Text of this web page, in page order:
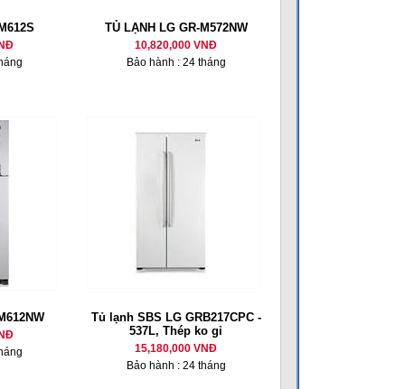
TỦ LẠNH LG GR-M572NW
10,820,000 VNĐ
Bảo hành : 24 tháng
Tủ lạnh SBS LG GRB217CPC -
537L, Thép ko gỉ
15,180,000 VNĐ
Bảo hành : 24 tháng